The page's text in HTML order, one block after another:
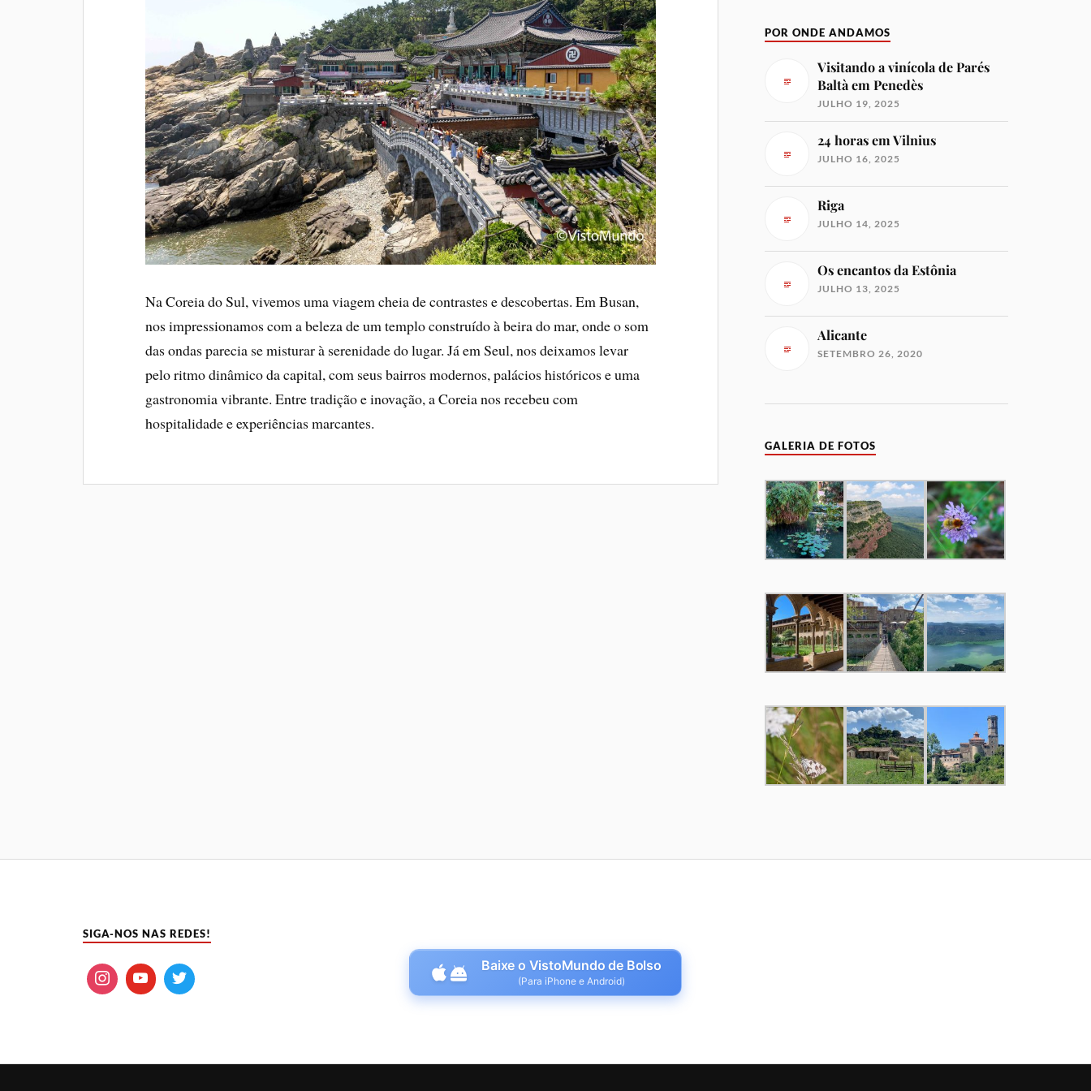
Na Coreia do Sul, vivemos uma viagem cheia de contrastes e descobertas. Em Busan,
nos impressionamos com a beleza de um templo construído à beira do mar, onde o som
das ondas parecia se misturar à serenidade do lugar. Já em Seul, nos deixamos levar
pelo ritmo dinâmico da capital, com seus bairros modernos, palácios históricos e uma
gastronomia vibrante. Entre tradição e inovação, a Coreia nos recebeu com
hospitalidade e experiências marcantes.
POR ONDE ANDAMOS
Visitando a vinícola de Parés
Baltà em Penedès
JULHO 19, 2025
24 horas em Vilnius
JULHO 16, 2025
Riga
JULHO 14, 2025
Os encantos da Estônia
JULHO 13, 2025
Alicante
SETEMBRO 26, 2020
GALERIA DE FOTOS
SIGA-NOS NAS REDES!
Baixe o VistoMundo de Bolso
(Para iPhone e Android)